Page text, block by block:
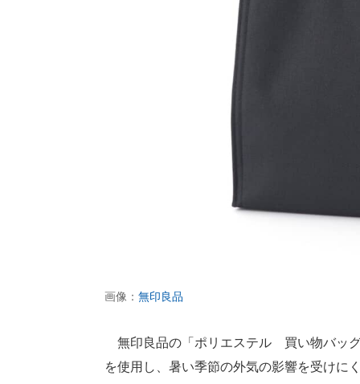
画像： 無印良品
無印良品の「ポリエステル 買い物バッ
を使用し、暑い季節の外気の影響を受けに